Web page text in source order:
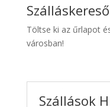
Kiwi
Taxi
Szálláskereső
Töltse ki az űrlapot
városban!
Szállások